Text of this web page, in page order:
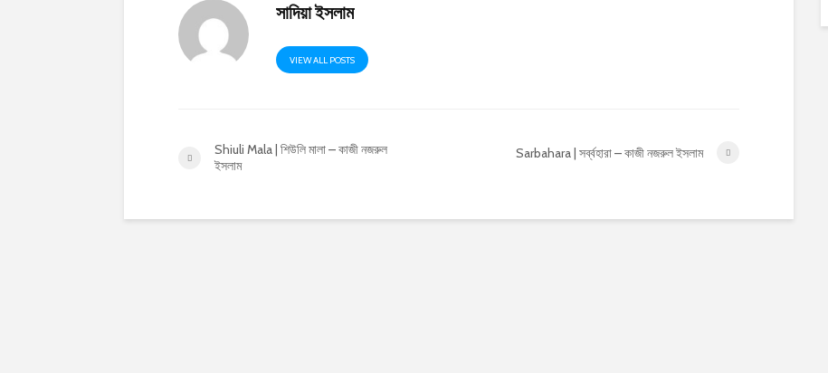
সাদিয়া ইসলাম
VIEW ALL POSTS
Shiuli Mala | শিউলি মালা – কাজী নজরুল
ইসলাম
Sarbahara | সর্ব্বহারা – কাজী নজরুল ইসলাম